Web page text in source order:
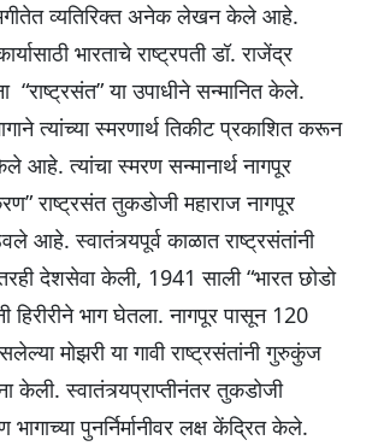
व्यतिरिक्त अनेक लेखन केले आहे.
भारताचे राष्ट्रपती डॉ. राजेंद्र
“राष्ट्रसंत” या उपाधीने सन्मानित केले.
त्यांच्या स्मरणार्थ तिकीट प्रकाशित करून
आहे. त्यांचा स्मरण सन्मानार्थ नागपूर
राष्ट्रसंत तुकडोजी महाराज नागपूर
आहे. स्वातंत्र्यपूर्व काळात राष्ट्रसंतांनी
देशसेवा केली, 1941 साली “भारत छोडो
हिरीरीने भाग घेतला. नागपूर पासून 120
मोझरी या गावी राष्ट्रसंतांनी गुरुकुंज
केली. स्वातंत्र्यप्राप्तीनंतर तुकडोजी
भागाच्या पुनर्निर्मानीवर लक्ष केंद्रित केले.